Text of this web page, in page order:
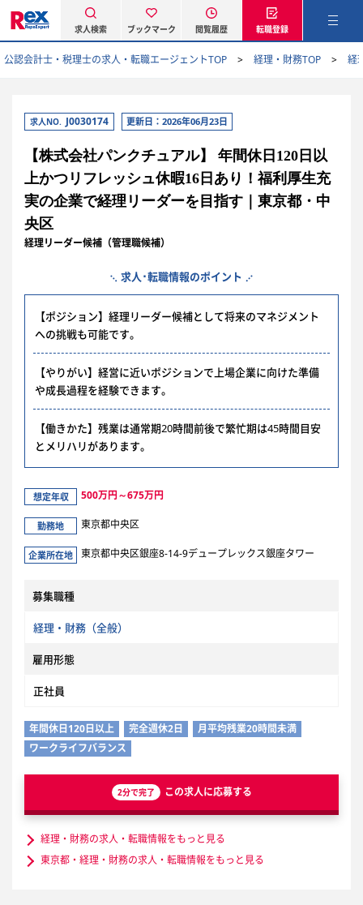
求人検索 ブックマーク 閲覧履歴 転職登録
公認会計士・税理士の求人・転職エージェントTOP 経理・財務TOP 経
求人NO. J0030174 更新日：2026年06月23日
【株式会社パンクチュアル】 年間休日120日以
上かつリフレッシュ休暇16日あり！福利厚生充
実の企業で経理リーダーを目指す｜東京都・中
央区
経理リーダー候補（管理職候補）
求人･転職情報のポイント
【ポジション】経理リーダー候補として将来のマネジメント
への挑戦も可能です。
【やりがい】経営に近いポジションで上場企業に向けた準備
や成長過程を経験できます。
【働きかた】残業は通常期20時間前後で繁忙期は45時間目安
とメリハリがあります。
想定年収 500万円～675万円
勤務地 東京都中央区
企業所在地 東京都中央区銀座8-14-9デュープレックス銀座タワー
募集職種
経理・財務（全般）
雇用形態
正社員
年間休日120日以上 完全週休2日
月平均残業20時間未満
ワークライフバランス
2分で完了 この求人に応募する
経理・財務の求人・転職情報をもっと見る
東京都・経理・財務の求人・転職情報をもっと見る